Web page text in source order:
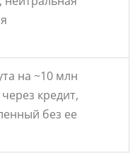
на ~10 млн
кредит,
без ее